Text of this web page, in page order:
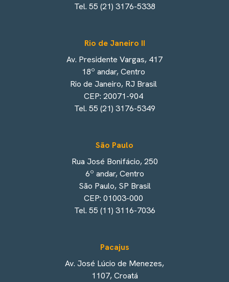
Tel. 55 (21) 3176-5338
Rio de Janeiro II
Av. Presidente Vargas, 417
18º andar, Centro
Rio de Janeiro, RJ Brasil
CEP: 20071-904
Tel. 55 (21) 3176-5349
São Paulo
Rua José Bonifácio, 250
6º andar, Centro
São Paulo, SP Brasil
CEP: 01003-000
Tel. 55 (11) 3116-7036
Pacajus
Av. José Lúcio de Menezes,
1107, Croatá